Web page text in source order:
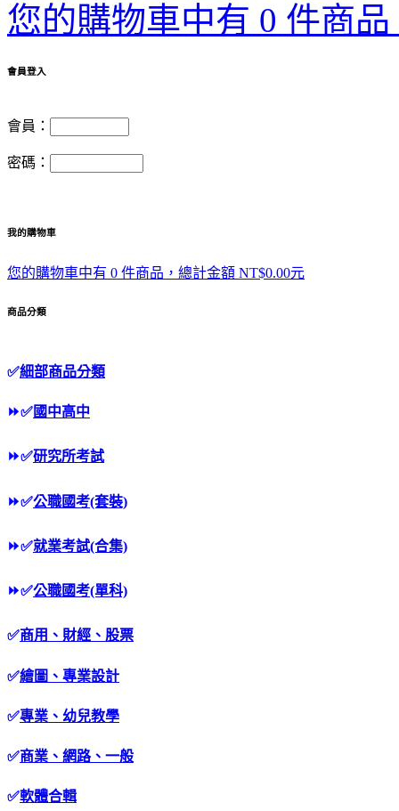
您的購物車中有 0 件商
會員登入
會員：
密碼：
我的購物車
您的購物車中有 0 件商品，總計金額 NT$0.00元
商品分類
✅細部商品分類
⏩✅國中高中
⏩✅研究所考試
⏩✅公職國考(套裝)
⏩✅就業考試(合集)
⏩✅公職國考(單科)
✅商用、財經、股票
✅繪圖、專業設計
✅專業、幼兒教學
✅商業、網路、一般
✅軟體合輯